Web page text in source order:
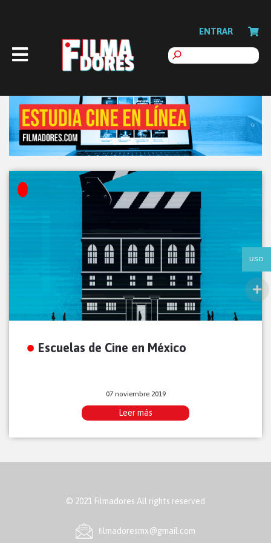
ENTRAR
Escuelas de Cine en México
07 noviembre 2019
Leer más
© 2021 Filmadores All rights reserved
ﬁlmadoresmx@gmail.com
USD